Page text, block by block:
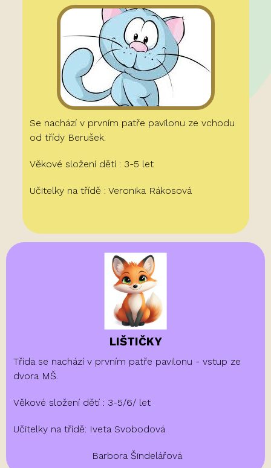
Se nachází v prvním patře pavilonu ze vchodu
od třídy Berušek.
Věkové složení dětí : 3-5 let
Učitelky na třídě : Veronika Rákosová
LIŠTIČKY
Třída se nachází v prvním patře pavilonu - vstup ze
dvora MŠ.
Věkové složení dětí : 3-5/6/ let
Učitelky na třídě: Iveta Svobodová
Barbora Šindelářová